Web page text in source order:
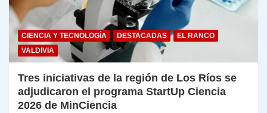
CIENCIA Y TECNOLOGÍA DESTACADAS
EL RANCO
VALDIVIA
Tres iniciativas de la región de Los Ríos se
adjudicaron el programa StartUp Ciencia
2026 de MinCiencia